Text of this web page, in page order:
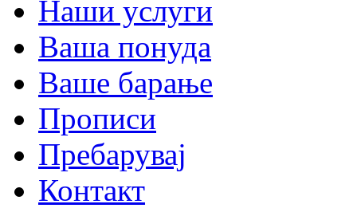
Наши услуги
Ваша понуда
Ваше барање
Прописи
Пребарувај
Контакт